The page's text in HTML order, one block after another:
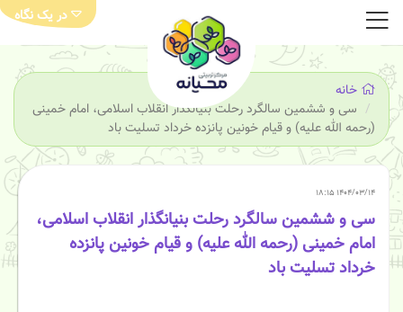
در یک نگاه
خانه
سی و ششمین سالگرد رحلت بنیانگذار انقلاب اسلامی، امام خمینی
(رحمه الله علیه) و قیام خونین پانزده خرداد تسلیت باد
۱۴۰۴/۰۳/۱۴ ۱۸:۱۵
سی و ششمین سالگرد رحلت بنیانگذار انقلاب اسلامی،
امام خمینی (رحمه الله علیه) و قیام خونین پانزده
خرداد تسلیت باد